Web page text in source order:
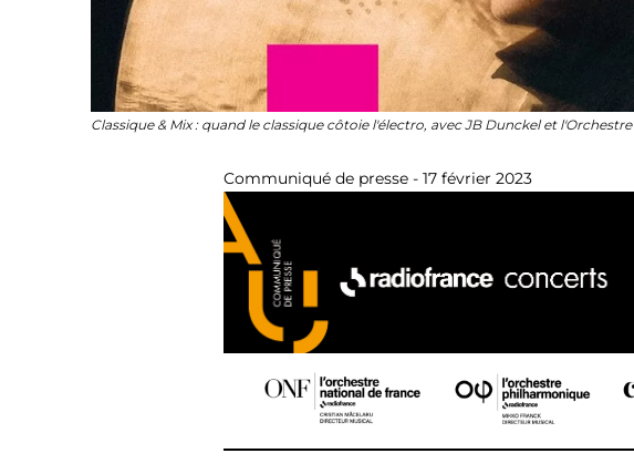
Classique & Mix : quand le classique côtoie l'électro, avec JB Dunckel et
Communiqué de presse - 17 février 2023